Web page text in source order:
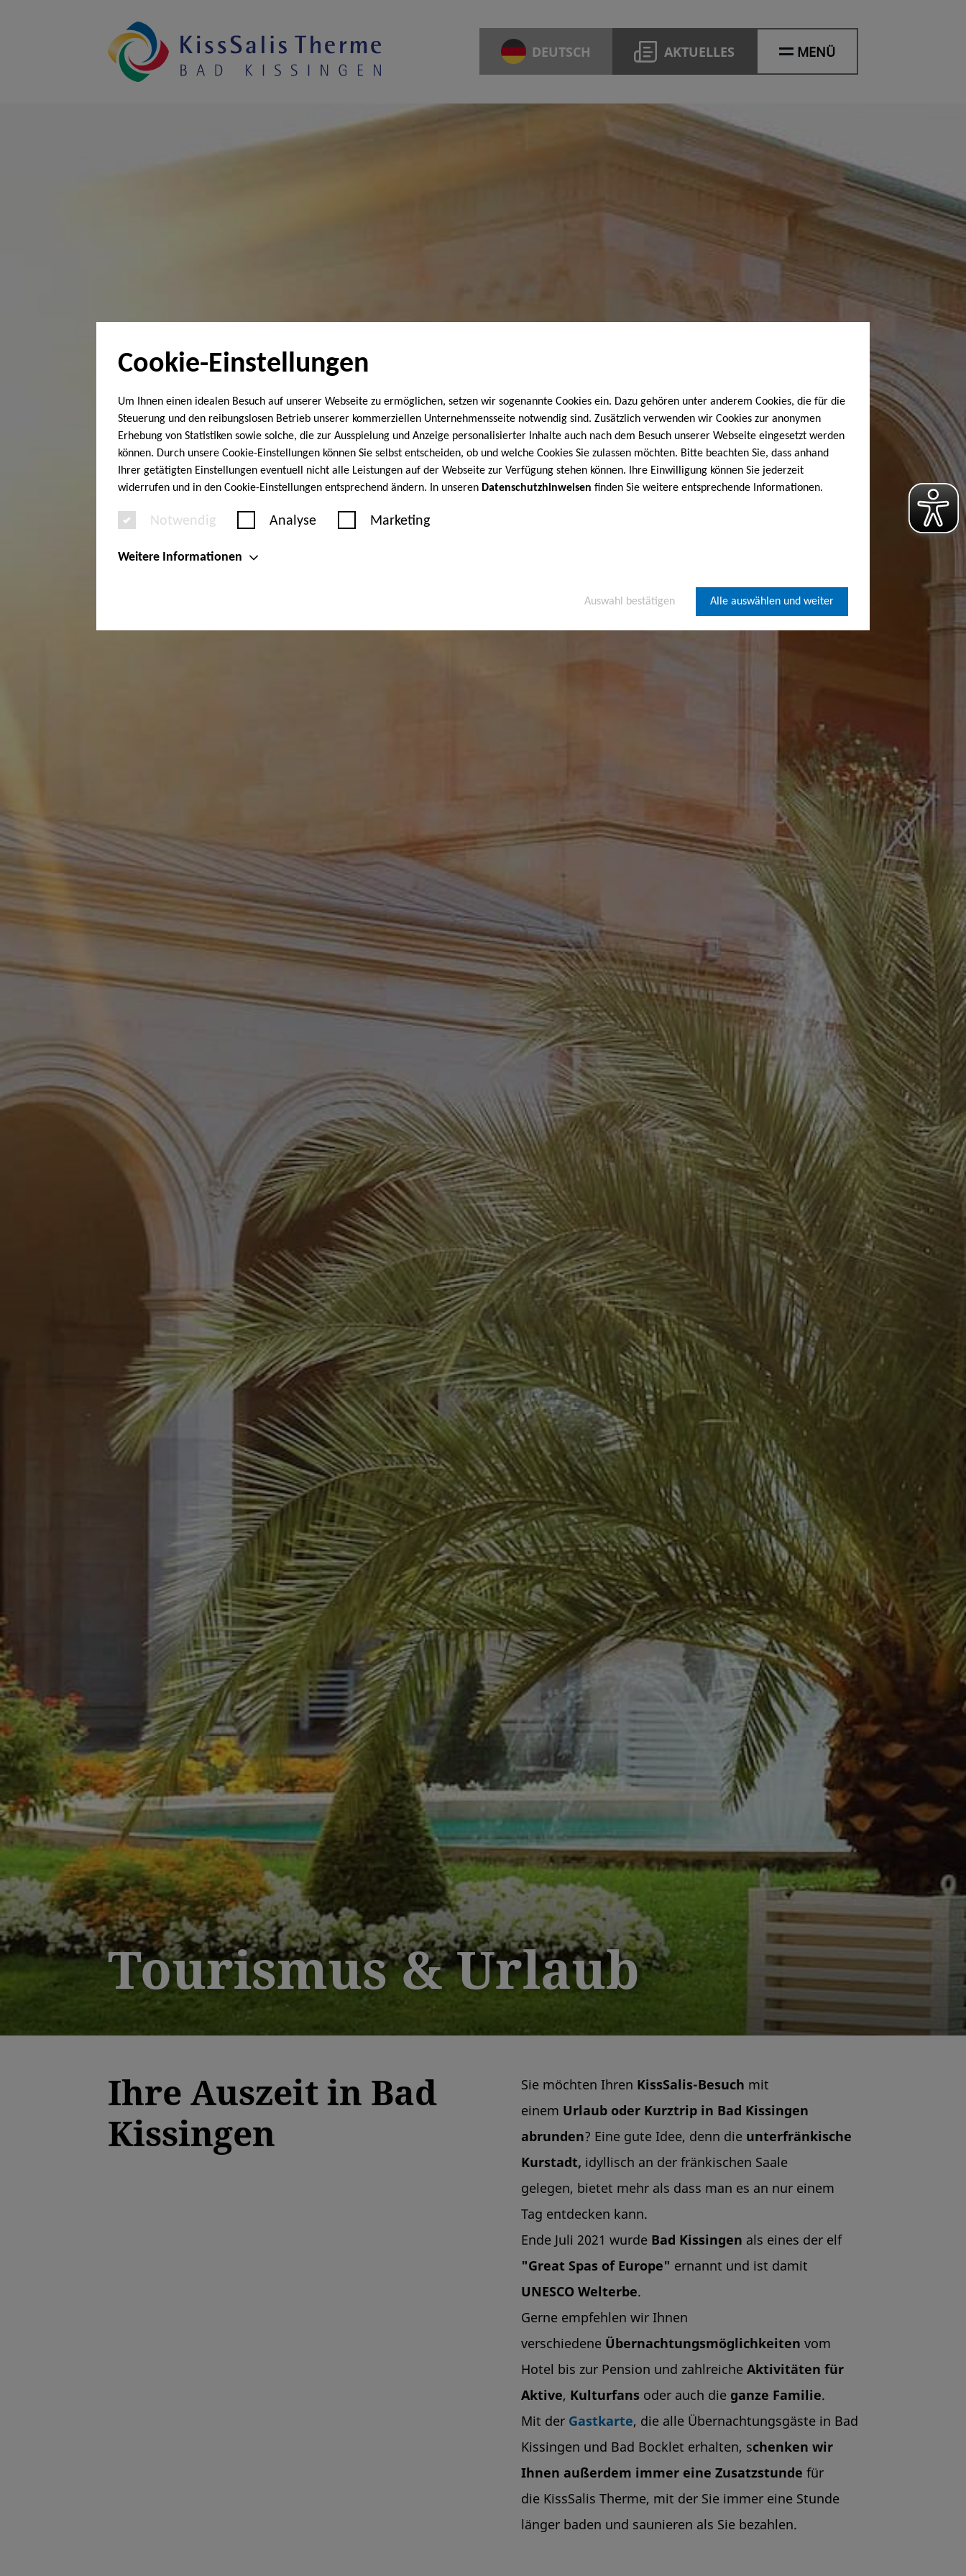
Cookie-Einstellungen
Um Ihnen einen idealen Besuch auf unserer Webseite zu ermöglichen, setzen wir sogenannte Cookies ein. Dazu gehören unter anderem Cookies, die für die
Steuerung und den reibungslosen Betrieb unserer kommerziellen Unternehmensseite notwendig sind. Zusätzlich verwenden wir Cookies zur anonymen
Erhebung von Statistiken sowie solche, die zur Ausspielung und Anzeige personalisierter Inhalte auch nach dem Besuch unserer Webseite eingesetzt werden
können. Durch unsere Cookie-Einstellungen können Sie selbst entscheiden, ob und welche Cookies Sie zulassen möchten. Bitte beachten Sie, dass anhand
Ihrer getätigten Einstellungen eventuell nicht alle Leistungen auf der Webseite zur Verfügung stehen können. Ihre Einwilligung können Sie jederzeit
widerrufen und in den Cookie-Einstellungen entsprechend ändern. In unseren Datenschutzhinweisen finden Sie weitere entsprechende Informationen.
Notwendig Analyse Marketing
Weitere Informationen
Auswahl bestätigen Alle auswählen und weiter
DEUTSCH AKTUELLES MENÜ
Tourismus & Urlaub
Ihre Auszeit in Bad
Kissingen
Sie möchten Ihren KissSalis-Besuch mit
einem Urlaub oder Kurztrip in Bad Kissingen
abrunden? Eine gute Idee, denn die unterfränkische
Kurstadt, idyllisch an der fränkischen Saale
gelegen, bietet mehr als dass man es an nur einem
Tag entdecken kann.
Ende Juli 2021 wurde Bad Kissingen als eines der elf
"Great Spas of Europe" ernannt und ist damit
UNESCO Welterbe.
Gerne empfehlen wir Ihnen
verschiedene Übernachtungsmöglichkeiten vom
Hotel bis zur Pension und zahlreiche Aktivitäten für
Aktive, Kulturfans oder auch die ganze Familie.
Mit der Gastkarte, die alle Übernachtungsgäste in Bad
Kissingen und Bad Bocklet erhalten, schenken wir
Ihnen außerdem immer eine Zusatzstunde für
die KissSalis Therme, mit der Sie immer eine Stunde
länger baden und saunieren als Sie bezahlen.